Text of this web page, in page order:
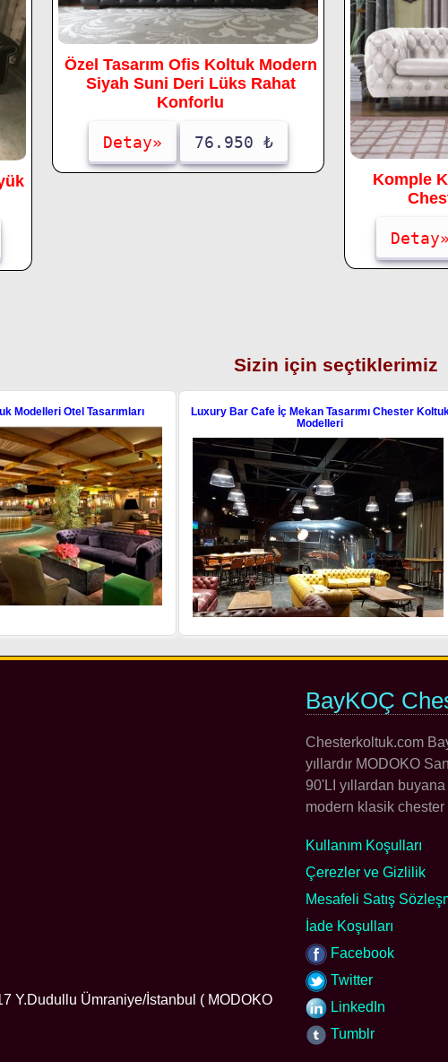
Özel Tasarım Ofis Koltuk Modern
Siyah Suni Deri Lüks Rahat
Konforlu
Detay» 76.950 ₺
Komple
Detay»
Sizin için seçtiklerimiz
Luxury Bar Cafe İç Mekan Tasarımı Chester Koltuk
Lüks Restoran
Y.Dudullu Ümraniye/İstanbul ( MODOKO
BayKOÇ
Chesterkoltuk.com
yıllardır MODOKO
90'LI yıllardan
modern klasik
Kullanım Koşulları
Çerezler ve Gizlilik
Mesafeli Satış
İade Koşulları
Facebook
Twitter
LinkedIn
Tumblr